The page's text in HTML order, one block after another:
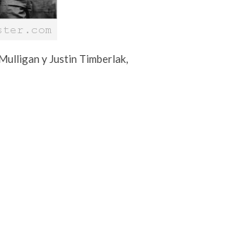
y Justin Timberlak,